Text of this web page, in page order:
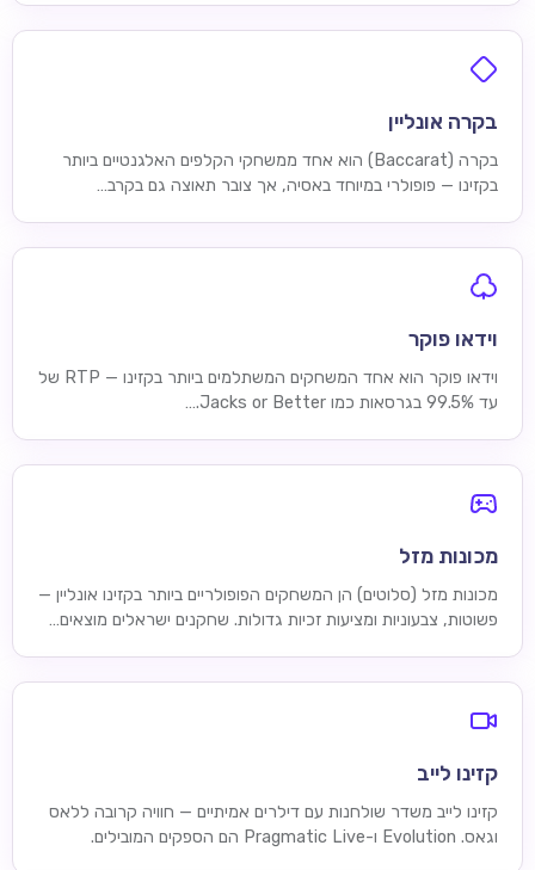
בקרה אונליין
בקרה (Baccarat) הוא אחד ממשחקי הקלפים האלגנטיים ביותר
בקזינו — פופולרי במיוחד באסיה, אך צובר תאוצה גם בקרב…
וידאו פוקר
וידאו פוקר הוא אחד המשחקים המשתלמים ביותר בקזינו — RTP של
עד 99.5% בגרסאות כמו Jacks or Better.…
מכונות מזל
מכונות מזל (סלוטים) הן המשחקים הפופולריים ביותר בקזינו אונליין —
פשוטות, צבעוניות ומציעות זכיות גדולות. שחקנים ישראלים מוצאים…
קזינו לייב
קזינו לייב משדר שולחנות עם דילרים אמיתיים — חוויה קרובה ללאס
וגאס. Evolution ו-Pragmatic Live הם הספקים המובילים.